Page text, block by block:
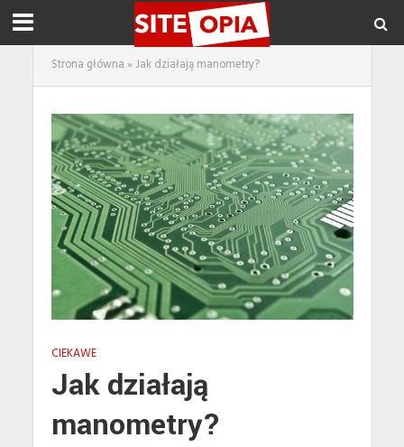
Strona główna » Jak działają manometry?
CIEKAWE
Jak działają
manometry?